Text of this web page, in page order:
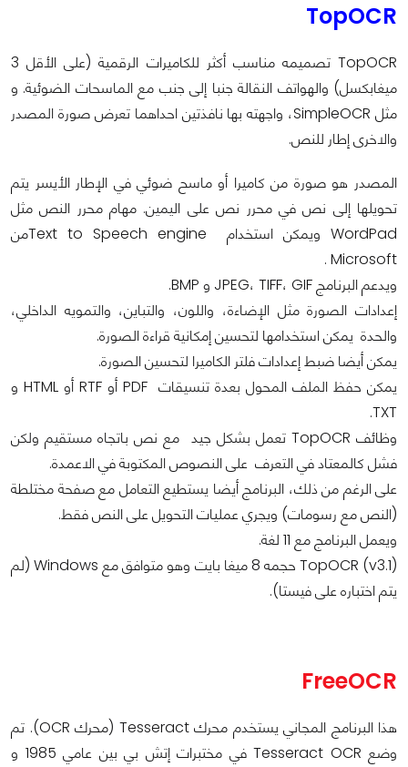
TopOCR
TopOCR تصميمه مناسب أكثر للكاميرات الرقمية (على الأقل 3
ميغابكسل) والهواتف النقالة جنبا إلى جنب مع الماسحات الضوئية. و
مثل SimpleOCR، واجهته بها نافذتين احداهما تعرض صورة المصدر
والاخرى إطار للنص.
المصدر هو صورة من كاميرا أو ماسح ضوئي في الإطار الأيسر يتم
تحويلها إلى نص في محرر نص على اليمين. مهام محرر النص مثل
WordPad ويمكن استخدام Text to Speech engineمن
Microsoft .
ويدعم البرنامج JPEG، TIFF، GIF و BMP.
إعدادات الصورة مثل الإضاءة، واللون، والتباين، والتمويه الداخلي،
والحدة يمكن استخدامها لتحسين إمكانية قراءة الصورة.
يمكن أيضا ضبط إعدادات فلتر الكاميرا لتحسين الصورة.
يمكن حفظ الملف المحول بعدة تنسيقات PDF أو RTF أو HTML و
TXT.
وظائف TopOCR تعمل بشكل جيد مع نص باتجاه مستقيم ولكن
فشل كالمعتاد في التعرف على النصوص المكتوبة في الاعمدة.
على الرغم من ذلك، البرنامج أيضا يستطيع التعامل مع صفحة مختلطة
(النص مع رسومات) ويجري عمليات التحويل على النص فقط.
ويعمل البرنامج مع 11 لغة.
TopOCR (v3.1) حجمه 8 ميغا بايت وهو متوافق مع Windows (لم
يتم اختباره على فيستا).
FreeOCR
هذا البرنامج المجاني يستخدم محرك Tesseract (محرك OCR). تم
وضع Tesseract OCR في مختبرات إتش بي بين عامي 1985 و